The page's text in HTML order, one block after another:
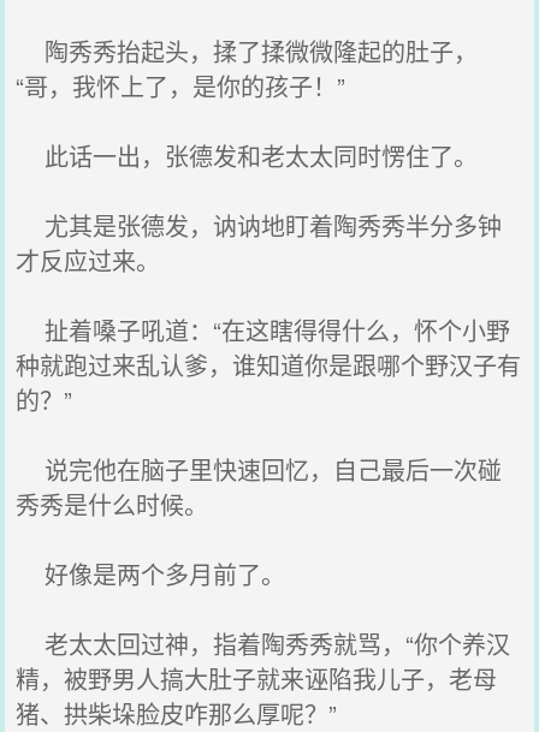
陶秀秀抬起头，揉了揉微微隆起的肚子，
“哥，我怀上了，是你的孩子！”
此话一出，张德发和老太太同时愣住了。
尤其是张德发，讷讷地盯着陶秀秀半分多钟
才反应过来。
扯着嗓子吼道：“在这瞎得得什么，怀个小野
种就跑过来乱认爹，谁知道你是跟哪个野汉子有
的？”
说完他在脑子里快速回忆，自己最后一次碰
秀秀是什么时候。
好像是两个多月前了。
老太太回过神，指着陶秀秀就骂，“你个养汉
精，被野男人搞大肚子就来诬陷我儿子，老母
猪、拱柴垛脸皮咋那么厚呢？”